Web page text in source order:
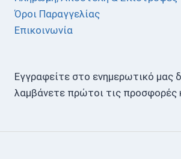
Όροι Παραγγελίας
Επικοινωνία
Εγγραφείτε στο ενημερωτικό μας
λαμβάνετε πρώτοι τις προσφορές